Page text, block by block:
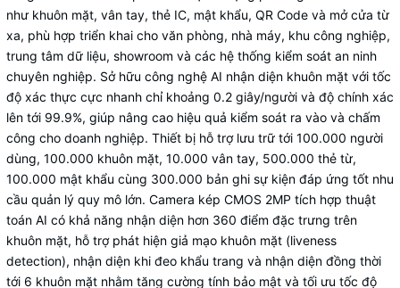
như khuôn mặt, vân tay, thẻ IC, mật khẩu, QR Code và mở cửa từ
xa, phù hợp triển khai cho văn phòng, nhà máy, khu công nghiệp,
trung tâm dữ liệu, showroom và các hệ thống kiểm soát an ninh
chuyên nghiệp. Sở hữu công nghệ AI nhận diện khuôn mặt với tốc
độ xác thực cực nhanh chỉ khoảng 0.2 giây/người và độ chính xác
lên tới 99.9%, giúp nâng cao hiệu quả kiểm soát ra vào và chấm
công cho doanh nghiệp. Thiết bị hỗ trợ lưu trữ tới 100.000 người
dùng, 100.000 khuôn mặt, 10.000 vân tay, 500.000 thẻ từ,
100.000 mật khẩu cùng 300.000 bản ghi sự kiện đáp ứng tốt nhu
cầu quản lý quy mô lớn. Camera kép CMOS 2MP tích hợp thuật
toán AI có khả năng nhận diện hơn 360 điểm đặc trưng trên
khuôn mặt, hỗ trợ phát hiện giả mạo khuôn mặt (liveness
detection), nhận diện khi đeo khẩu trang và nhận diện đồng thời
tới 6 khuôn mặt nhằm tăng cường tính bảo mật và tối ưu tốc độ